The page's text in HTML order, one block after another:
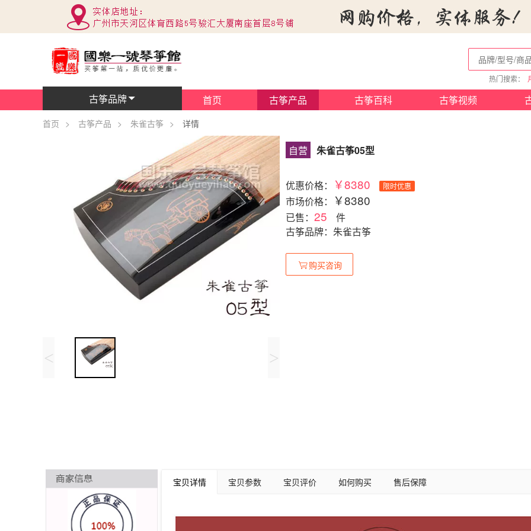
热门搜索：
古筝品牌 首页 古筝产品 古筝百科 古筝视频
首页 > 古筝产品 > 朱雀古筝 > 详情
< >
自营 朱雀古筝05型
优惠价格： ￥8380 限时优惠
市场价格： ￥8380
已售： 25
件
古筝品牌：朱雀古筝
购买咨询
宝贝详情 宝贝参数 宝贝评价 如何购买 售后保障